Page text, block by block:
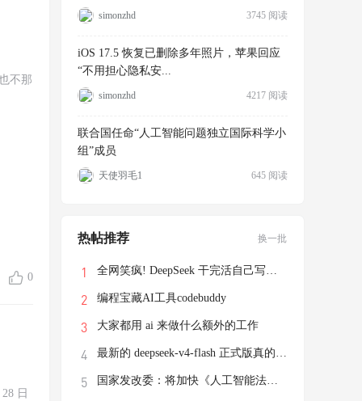
不那
0
日
3745 阅读
simonzhd
iOS 17.5 恢复已删除多年照片，苹果回应
“不用担心隐私安...
4217 阅读
simonzhd
联合国任命“人工智能问题独立国际科学小
组”成员
645 阅读
天使羽毛1
热帖推荐 换一批
全网笑疯! DeepSeek 干完活自己写了个游戏
编程宝藏AI工具codebuddy
大家都用 ai 来做什么额外的工作
最新的 deepseek-v4-flash 正式版真的有这
国家发改委：将加快《人工智能法》立法进程